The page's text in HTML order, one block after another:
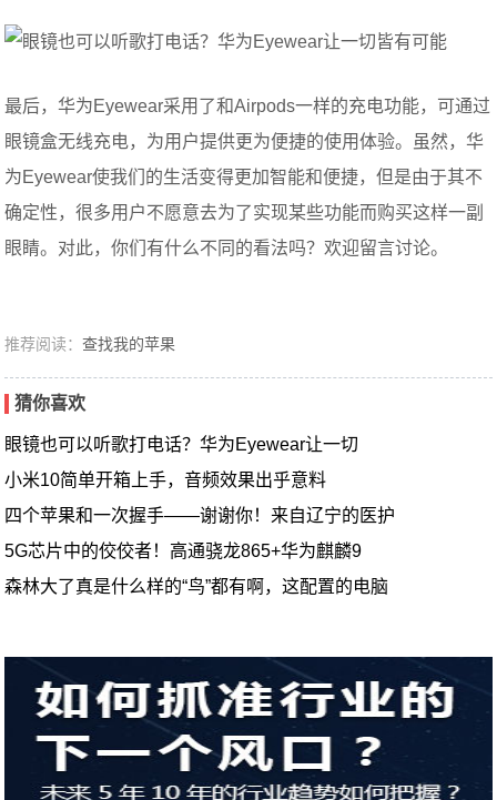
最后，华为Eyewear采用了和Airpods一样的充电功能，可通过
眼镜盒无线充电，为用户提供更为便捷的使用体验。虽然，华
为Eyewear使我们的生活变得更加智能和便捷，但是由于其不
确定性，很多用户不愿意去为了实现某些功能而购买这样一副
眼睛。对此，你们有什么不同的看法吗？欢迎留言讨论。
推荐阅读：查找我的苹果
猜你喜欢
眼镜也可以听歌打电话？华为Eyewear让一切
小米10简单开箱上手，音频效果出乎意料
四个苹果和一次握手——谢谢你！来自辽宁的医护
5G芯片中的佼佼者！高通骁龙865+华为麒麟9
森林大了真是什么样的“鸟”都有啊，这配置的电脑